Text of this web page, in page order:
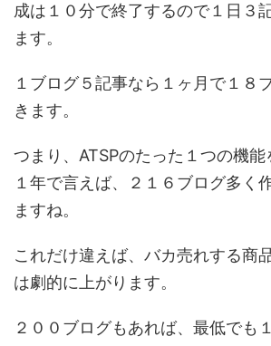
成は１０分で終了するので１日３
ます。
１ブログ５記事なら１ヶ月で１８
きます。
つまり、ATSPのたった１つの機能
１年で言えば、２１６ブログ多く
ますね。
これだけ違えば、バカ売れする商
は劇的に上がります。
２００ブログもあれば、最低でも